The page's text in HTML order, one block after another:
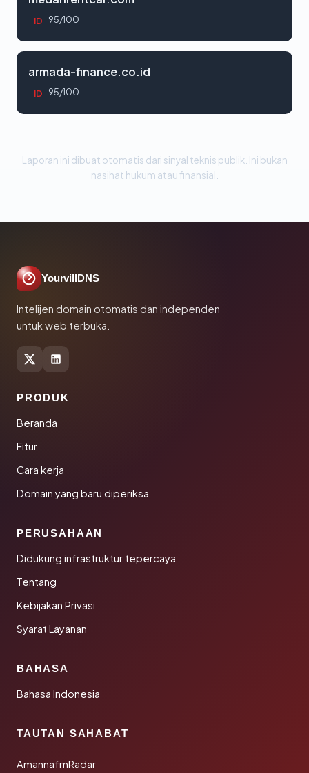
ID 95/100
armada-finance.co.id
ID 95/100
Laporan ini dibuat otomatis dari sinyal teknis publik. Ini bukan
nasihat hukum atau finansial.
YourvillDNS
Intelijen domain otomatis dan independen
untuk web terbuka.
PRODUK
Beranda
Fitur
Cara kerja
Domain yang baru diperiksa
PERUSAHAAN
Didukung infrastruktur tepercaya
Tentang
Kebijakan Privasi
Syarat Layanan
BAHASA
Bahasa Indonesia
TAUTAN SAHABAT
AmannafmRadar